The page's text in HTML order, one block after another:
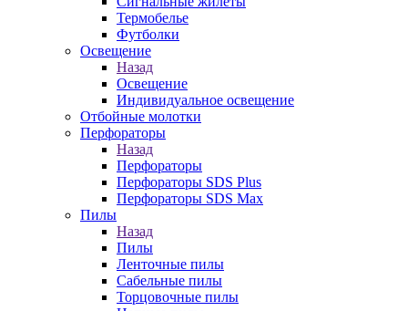
Термобелье
Футболки
Освещение
Назад
Освещение
Индивидуальное освещение
Отбойные молотки
Перфораторы
Назад
Перфораторы
Перфораторы SDS Plus
Перфораторы SDS Max
Пилы
Назад
Пилы
Ленточные пилы
Сабельные пилы
Торцовочные пилы